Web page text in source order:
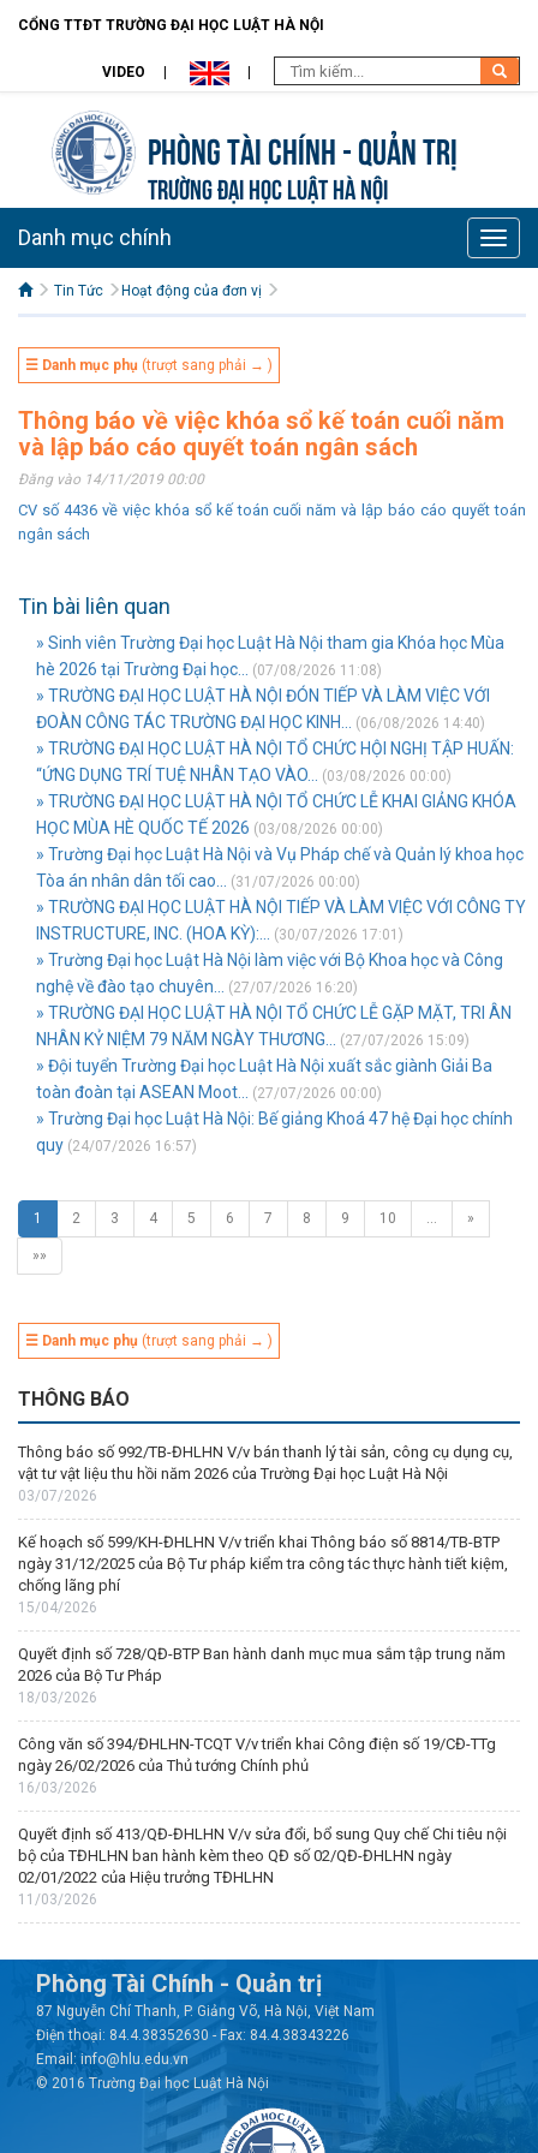
CỔNG TTĐT TRƯỜNG ĐẠI HỌC LUẬT HÀ NỘI
VIDEO
Phòng Tài chính - Quản trị
TRƯỜNG ĐẠI HỌC LUẬT HÀ NỘI
Toggle
Danh mục chính
Tin Tức Hoạt động của đơn vị
☰ Danh mục phụ (trượt sang phải → )
Thông báo về việc khóa sổ kế toán cuối năm
và lập báo cáo quyết toán ngân sách
Đăng vào 14/11/2019 00:00
CV số 4436 về việc khóa sổ kế toán cuối năm và lập báo cáo quyết toán
ngân sách
Tin bài liên quan
» Sinh viên Trường Đại học Luật Hà Nội tham gia Khóa học Mùa
hè 2026 tại Trường Đại học...
(07/08/2026 11:08)
» TRƯỜNG ĐẠI HỌC LUẬT HÀ NỘI ĐÓN TIẾP VÀ LÀM VIỆC VỚI
ĐOÀN CÔNG TÁC TRƯỜNG ĐẠI HỌC KINH...
(06/08/2026 14:40)
» TRƯỜNG ĐẠI HỌC LUẬT HÀ NỘI TỔ CHỨC HỘI NGHỊ TẬP HUẤN:
“ỨNG DỤNG TRÍ TUỆ NHÂN TẠO VÀO...
(03/08/2026 00:00)
» TRƯỜNG ĐẠI HỌC LUẬT HÀ NỘI TỔ CHỨC LỄ KHAI GIẢNG KHÓA
HỌC MÙA HÈ QUỐC TẾ 2026 (03/08/2026 00:00)
» Trường Đại học Luật Hà Nội và Vụ Pháp chế và Quản lý khoa học
Tòa án nhân dân tối cao...
(31/07/2026 00:00)
» TRƯỜNG ĐẠI HỌC LUẬT HÀ NỘI TIẾP VÀ LÀM VIỆC VỚI CÔNG TY
INSTRUCTURE, INC. (HOA KỲ):...
(30/07/2026 17:01)
» Trường Đại học Luật Hà Nội làm việc với Bộ Khoa học và Công
nghệ về đào tạo chuyên...
(27/07/2026 16:20)
» TRƯỜNG ĐẠI HỌC LUẬT HÀ NỘI TỔ CHỨC LỄ GẶP MẶT, TRI ÂN
NHÂN KỶ NIỆM 79 NĂM NGÀY THƯƠNG...
(27/07/2026 15:09)
» Đội tuyển Trường Đại học Luật Hà Nội xuất sắc giành Giải Ba
toàn đoàn tại ASEAN Moot...
(27/07/2026 00:00)
» Trường Đại học Luật Hà Nội: Bế giảng Khoá 47 hệ Đại học chính
quy (24/07/2026 16:57)
1 2 3 4 5 6 7 8 9 10 … »
»»
☰ Danh mục phụ (trượt sang phải → )
THÔNG BÁO
Thông báo số 992/TB-ĐHLHN V/v bán thanh lý tài sản, công cụ dụng cụ,
vật tư vật liệu thu hồi năm 2026 của Trường Đại học Luật Hà Nội
03/07/2026
Kế hoạch số 599/KH-ĐHLHN V/v triển khai Thông báo số 8814/TB-BTP
ngày 31/12/2025 của Bộ Tư pháp kiểm tra công tác thực hành tiết kiệm,
chống lãng phí
15/04/2026
Quyết định số 728/QĐ-BTP Ban hành danh mục mua sắm tập trung năm
2026 của Bộ Tư Pháp
18/03/2026
Công văn số 394/ĐHLHN-TCQT V/v triển khai Công điện số 19/CĐ-TTg
ngày 26/02/2026 của Thủ tướng Chính phủ
16/03/2026
Quyết định số 413/QĐ-ĐHLHN V/v sửa đổi, bổ sung Quy chế Chi tiêu nội
bộ của TĐHLHN ban hành kèm theo QĐ số 02/QĐ-ĐHLHN ngày
02/01/2022 của Hiệu trưởng TĐHLHN
11/03/2026
Phòng Tài Chính - Quản trị
87 Nguyễn Chí Thanh, P. Giảng Võ, Hà Nội, Việt Nam
Điện thoại: 84.4.38352630 - Fax: 84.4.38343226
Email: info@hlu.edu.vn
© 2016 Trường Đại học Luật Hà Nội